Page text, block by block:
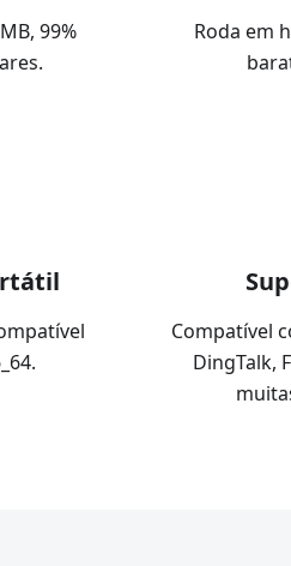
99%
Roda em
Compatível
DingTalk,